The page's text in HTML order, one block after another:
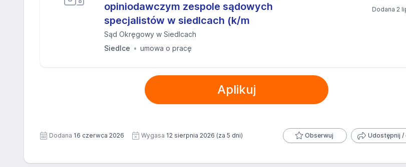
opiniodawczym zespole sądowych
specjalistów w siedlcach (k/m
Sąd Okręgowy w Siedlcach
Siedlce
umowa o pracę
Dodana 2
Aplikuj
Dodana 16 czerwca 2026 Wygasa 12 sierpnia 2026 (za 5 dni) Obserwuj Udostępnij /